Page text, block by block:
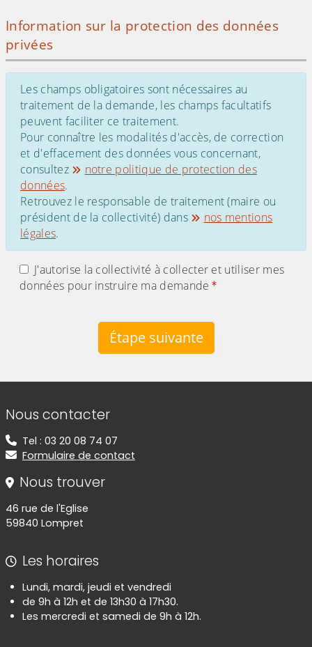
Information sur la protection des données
privées
Les champs obligatoires sont nécessaires au
traitement de la demande, les champs facultatifs
peuvent faciliter ce traitement.
Pour connaître les modalités d'accès, de correction
et d'effacement des données vous concernant,
consultez
notre politique de protection des
données.
Retrouvez le responsable de traitement (maire ou
président de la collectivité) dans
nos mentions
légales.
J'autorise la collectivité à collecter et utiliser mes
données pour instruire ma demande
Étape suivante
Informations de contact
Nous contacter
Tel : 03 20 08 74 07
Formulaire de contact
Nous trouver
46 rue de l'Eglise
59840 Lompret
Les horaires
Lundi, mardi, jeudi et vendredi
de 9h à 12h et de 13h30 à 17h30.
Les mercredi et samedi de 9h à 12h.